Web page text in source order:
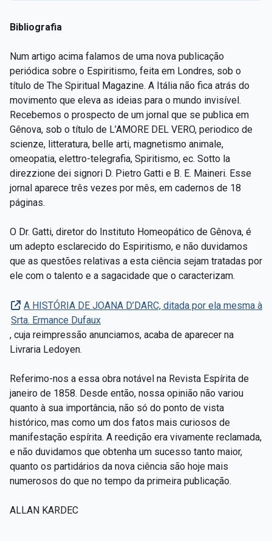
Bibliografia
Num artigo acima falamos de uma nova publicação
periódica sobre o Espiritismo, feita em Londres, sob o
título de The Spiritual Magazine. A Itália não fica atrás do
movimento que eleva as ideias para o mundo invisível.
Recebemos o prospecto de um jornal que se publica em
Gênova, sob o título de L’AMORE DEL VERO, periodico de
scienze, litteratura, belle arti, magnetismo animale,
omeopatia, elettro-telegrafia, Spiritismo, ec. Sotto la
direzzione dei signori D. Pietro Gatti e B. E. Maineri. Esse
jornal aparece três vezes por mês, em cadernos de 18
páginas.
O Dr. Gatti, diretor do Instituto Homeopático de Gênova, é
um adepto esclarecido do Espiritismo, e não duvidamos
que as questões relativas a esta ciência sejam tratadas por
ele com o talento e a sagacidade que o caracterizam.
A HISTÓRIA DE JOANA D’DARC, ditada por ela mesma à
Srta. Ermance Dufaux
, cuja reimpressão anunciamos, acaba de aparecer na
Livraria Ledoyen.
Referimo-nos a essa obra notável na Revista Espírita de
janeiro de 1858. Desde então, nossa opinião não variou
quanto à sua importância, não só do ponto de vista
histórico, mas como um dos fatos mais curiosos de
manifestação espírita. A reedição era vivamente reclamada,
e não duvidamos que obtenha um sucesso tanto maior,
quanto os partidários da nova ciência são hoje mais
numerosos do que no tempo da primeira publicação.
ALLAN KARDEC